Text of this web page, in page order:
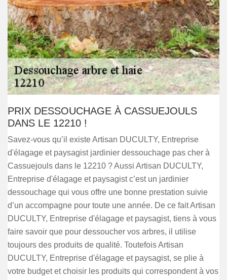
PRIX DESSOUCHAGE À CASSUEJOULS
DANS LE 12210 !
Savez-vous qu’il existe Artisan DUCULTY, Entreprise
d'élagage et paysagist jardinier dessouchage pas cher à
Cassuejouls dans le 12210 ? Aussi Artisan DUCULTY,
Entreprise d'élagage et paysagist c’est un jardinier
dessouchage qui vous offre une bonne prestation suivie
d’un accompagne pour toute une année. De ce fait Artisan
DUCULTY, Entreprise d'élagage et paysagist, tiens à vous
faire savoir que pour dessoucher vos arbres, il utilise
toujours des produits de qualité. Toutefois Artisan
DUCULTY, Entreprise d'élagage et paysagist, se plie à
votre budget et choisir les produits qui correspondent à vos